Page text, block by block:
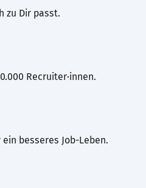
zu Dir passt.
Recruiter·innen.
besseres Job-Leben.